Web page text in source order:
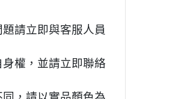
請立即與客服人員
權，並請立即聯絡